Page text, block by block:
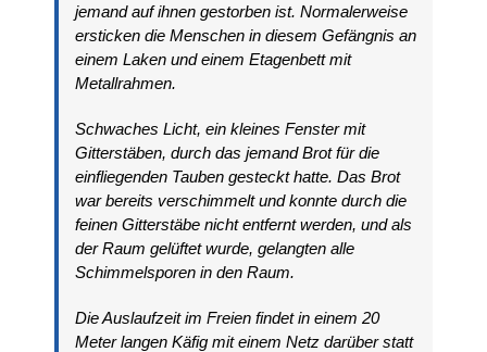
jemand auf ihnen gestorben ist. Normalerweise
ersticken die Menschen in diesem Gefängnis an
einem Laken und einem Etagenbett mit
Metallrahmen.
Schwaches Licht, ein kleines Fenster mit
Gitterstäben, durch das jemand Brot für die
einfliegenden Tauben gesteckt hatte. Das Brot
war bereits verschimmelt und konnte durch die
feinen Gitterstäbe nicht entfernt werden, und als
der Raum gelüftet wurde, gelangten alle
Schimmelsporen in den Raum.
Die Auslaufzeit im Freien findet in einem 20
Meter langen Käfig mit einem Netz darüber statt